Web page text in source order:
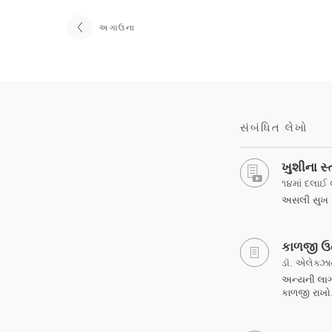
અગાઉના
સંબંધિત લેખો
ખુશીના
૧૪માં દલાઈ
અસલી સુખ
કાળજી
ડૉ.
અન્યની
કાળજી રાખો.